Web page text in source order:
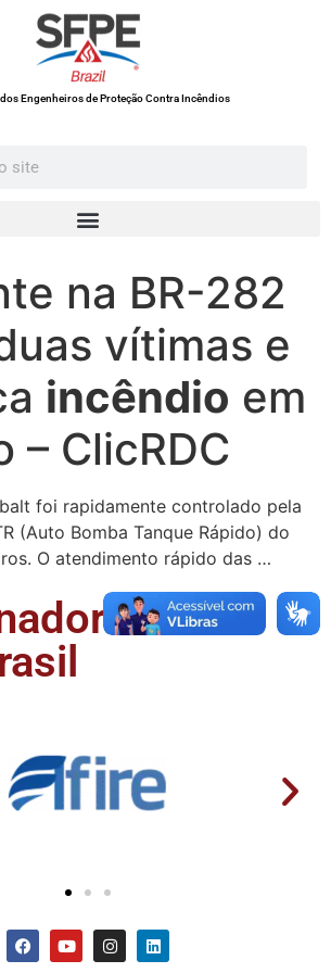
Engenheiros de Proteção Contra Incêndios
na BR-282
vítimas e
incêndio em
– ClicRDC
foi rapidamente controlado pela
(Auto Bomba Tanque Rápido) do
O atendimento rápido das …
da